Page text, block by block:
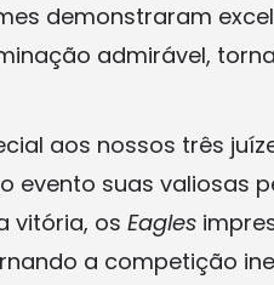
demonstraram
admirável,
aos nossos três
evento suas valiosas
vitória, os Eagles
a competição